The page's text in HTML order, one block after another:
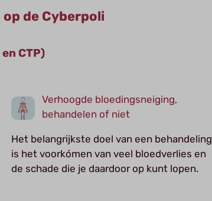
de Cyberpoli
CTP)
Verhoogde bloedingsneiging,
behandelen of niet
Het belangrijkste doel van een behandeling
is het voorkómen van veel bloedverlies en
de schade die je daardoor op kunt lopen.